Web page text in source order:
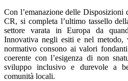
Con l’emanazione delle
CR, si completa l’ultimo tassello
settore varata in Europa da
Innovativa negli esiti e nel metodo,
normativo consono ai valori
coerente con l’esigenza di non
sviluppo inclusivo e durevole a
comunità locali.